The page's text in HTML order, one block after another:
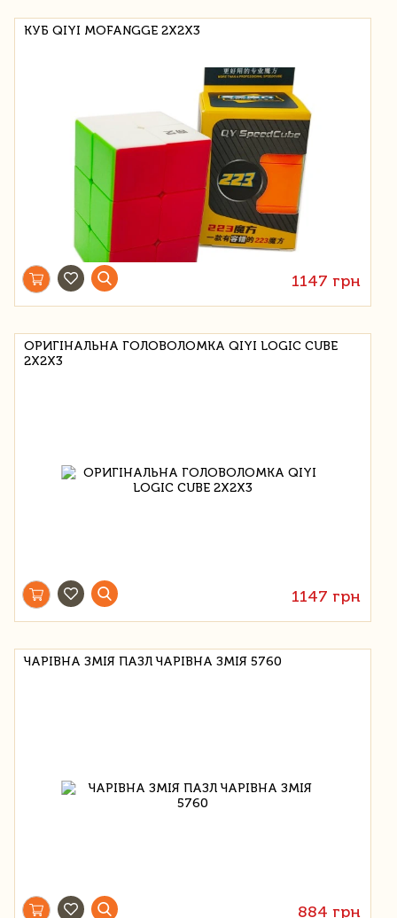
КУБ QIYI MOFANGGE 2X2X3
1147 грн
ОРИГІНАЛЬНА ГОЛОВОЛОМКА QIYI LOGIC CUBE
2X2X3
1147 грн
ЧАРІВНА ЗМІЯ ПАЗЛ ЧАРІВНА ЗМІЯ 5760
884 грн